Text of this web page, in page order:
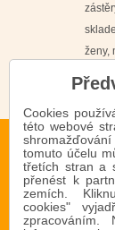
ženy,
Cookies
této webové
tomuto účelu
třetích stran a
přenést k
zemích.
cookies"
zpracováním.